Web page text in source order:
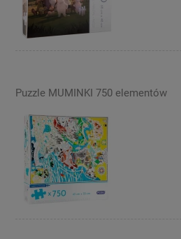
Puzzle MUMINKI 750 elementów